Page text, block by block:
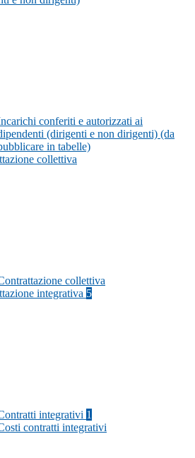
conferiti e autorizzati ai
(dirigenti e non dirigenti) (da
in tabelle)
collettiva
collettiva
integrativa 5
integrativi 1
contratti integrativi